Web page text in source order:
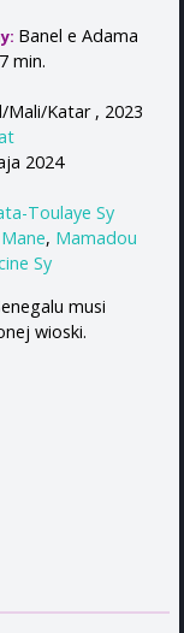
Banel e Adama
min.
Mali/Katar , 2023
2024
Toulaye Sy
, Mamadou
Sy
musi
wioski.